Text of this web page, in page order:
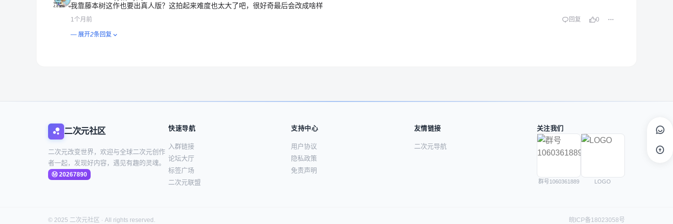
我靠藤本树这作也要出真人版？这拍起来难度也太大了吧，很好奇最后会改成啥样
1个月前 回复 0
— 展开2条回复
二次元社区
二次元改变世界，欢迎与全球二次元创作
者一起，发现好内容，遇见有趣的灵魂。
快速导航
入群链接
论坛大厅
标签广场
二次元联盟
支持中心
用户协议
隐私政策
免责声明
友情链接
二次元导航
关注我们
群号1060361889 LOGO
© 2025 二次元社区 · All rights reserved. 皖ICP备18023058号